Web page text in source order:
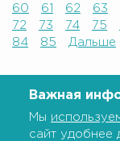
60
61 62 63
72
73 74 75
84
85 Дальше
Важная
Мы
сайт удобнее